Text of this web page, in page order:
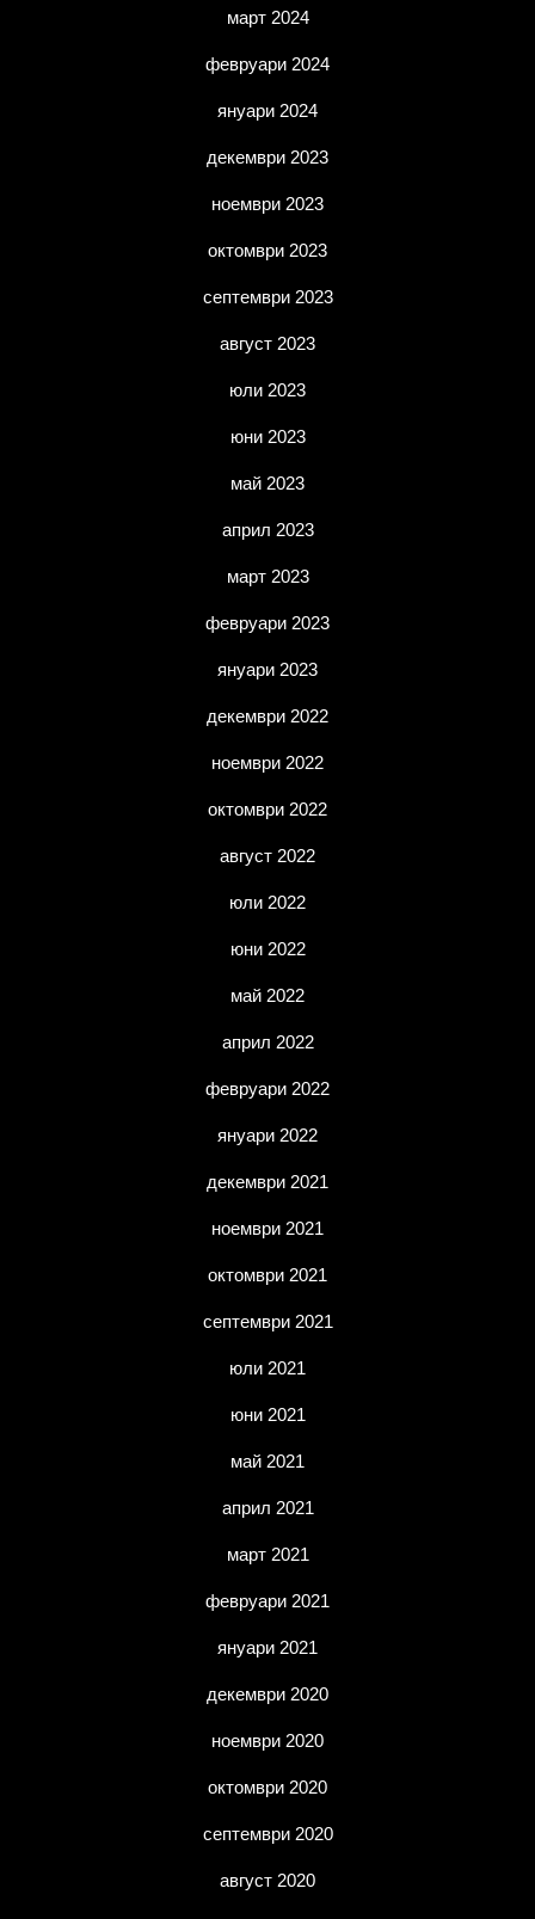
март 2024
февруари 2024
януари 2024
декември 2023
ноември 2023
октомври 2023
септември 2023
август 2023
юли 2023
юни 2023
май 2023
април 2023
март 2023
февруари 2023
януари 2023
декември 2022
ноември 2022
октомври 2022
август 2022
юли 2022
юни 2022
май 2022
април 2022
февруари 2022
януари 2022
декември 2021
ноември 2021
октомври 2021
септември 2021
юли 2021
юни 2021
май 2021
април 2021
март 2021
февруари 2021
януари 2021
декември 2020
ноември 2020
октомври 2020
септември 2020
август 2020